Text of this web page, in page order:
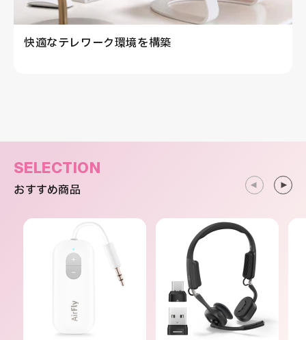
快適なテレワーク環境を構築
SELECTION
おすすめ商品